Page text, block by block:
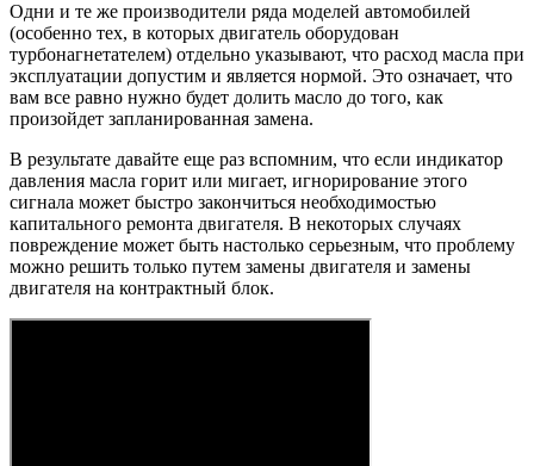
Одни и те же производители ряда моделей автомобилей
(особенно тех, в которых двигатель оборудован
турбонагнетателем) отдельно указывают, что расход масла при
эксплуатации допустим и является нормой. Это означает, что
вам все равно нужно будет долить масло до того, как
произойдет запланированная замена.
В результате давайте еще раз вспомним, что если индикатор
давления масла горит или мигает, игнорирование этого
сигнала может быстро закончиться необходимостью
капитального ремонта двигателя. В некоторых случаях
повреждение может быть настолько серьезным, что проблему
можно решить только путем замены двигателя и замены
двигателя на контрактный блок.